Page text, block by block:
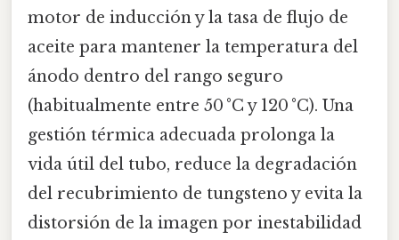
motor de inducción y la tasa de flujo de
aceite para mantener la temperatura del
ánodo dentro del rango seguro
(habitualmente entre 50 °C y 120 °C). Una
gestión térmica adecuada prolonga la
vida útil del tubo, reduce la degradación
del recubrimiento de tungsteno y evita la
distorsión de la imagen por inestabilidad